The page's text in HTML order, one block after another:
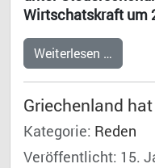
Wirtschatskraft um
Weiterlesen …
Griechenland
Kategorie: Reden
Veröffentlicht: 15.